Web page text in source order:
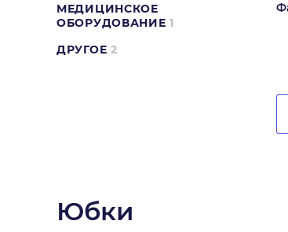
МЕДИЦИНСКОЕ
ОБОРУДОВАНИЕ 1
ДРУГОЕ 2
Юбки